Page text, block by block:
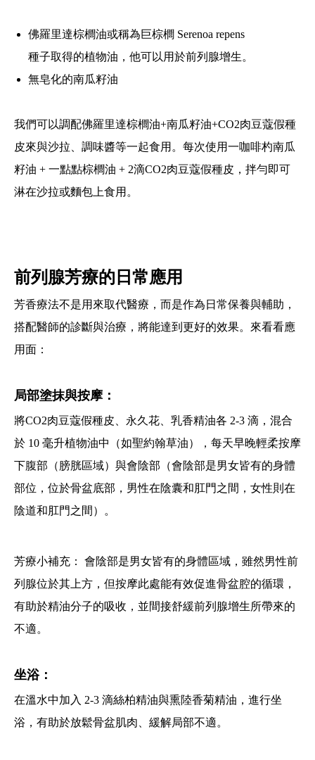
佛羅里達棕櫚油或稱為巨棕櫚 Serenoa repens
種子取得的植物油，他可以用於前列腺增生。
無皂化的南瓜籽油
我們可以調配佛羅里達棕櫚油+南瓜籽油+CO2肉豆蔻假種
皮來與沙拉、調味醬等一起食用。每次使用一咖啡杓南瓜
籽油 + 一點點棕櫚油 + 2滴CO2肉豆蔻假種皮，拌勻即可
淋在沙拉或麵包上食用。
前列腺芳療的日常應用
芳香療法不是用來取代醫療，而是作為日常保養與輔助，
搭配醫師的診斷與治療，將能達到更好的效果。來看看應
用面：
局部塗抹與按摩：
將CO2肉豆蔻假種皮、永久花、乳香精油各 2-3 滴，混合
於 10 毫升植物油中（如聖約翰草油），每天早晚輕柔按摩
下腹部（膀胱區域）與會陰部（會陰部是男女皆有的身體
部位，位於骨盆底部，男性在陰囊和肛門之間，女性則在
陰道和肛門之間）。
芳療小補充： 會陰部是男女皆有的身體區域，雖然男性前
列腺位於其上方，但按摩此處能有效促進骨盆腔的循環，
有助於精油分子的吸收，並間接舒緩前列腺增生所帶來的
不適。
坐浴：
在溫水中加入 2-3 滴絲柏精油與熏陸香菊精油，進行坐
浴，有助於放鬆骨盆肌肉、緩解局部不適。